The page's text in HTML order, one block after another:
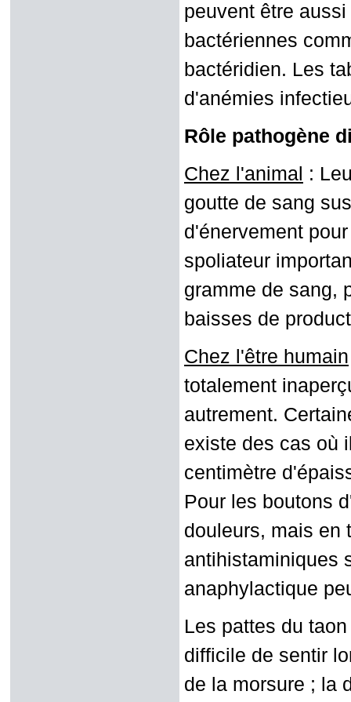
peuvent être
bactériennes
bactéridien. Les
d'anémies
Rôle pathogène
Chez l'animal :
goutte de sang
d'énervement
spoliateur
gramme de sang,
baisses de
Chez l'être humain
totalement
autrement.
existe des cas où
centimètre
Pour les boutons
douleurs, mais en
antihistaminiques
anaphylactique
Les pattes du
difficile de sentir
de la morsure ; la